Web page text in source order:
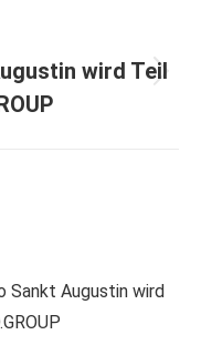
wird Teil
Sankt Augustin wird